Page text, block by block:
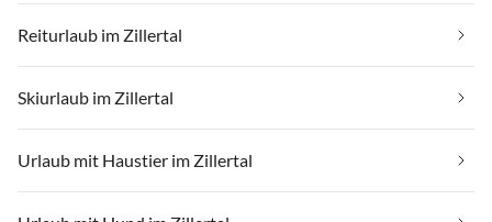
Reiturlaub im Zillertal
Skiurlaub im Zillertal
Urlaub mit Haustier im Zillertal